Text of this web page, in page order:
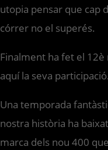
utopia pensar que cap
córrer no el superés.
Finalment ha fet el
aquí la seva participació.
Una temporada
nostra història ha
marca dels nou 400